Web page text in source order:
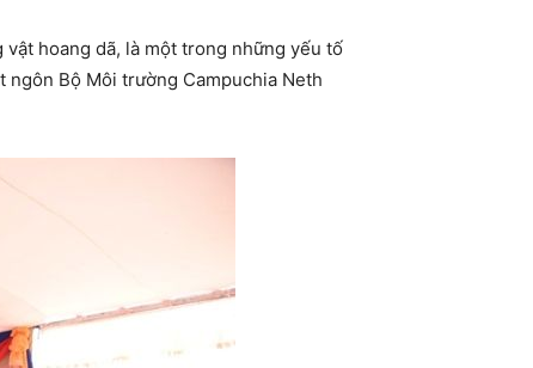
hoang dã, là một trong những yếu tố
ngôn Bộ Môi trường Campuchia Neth